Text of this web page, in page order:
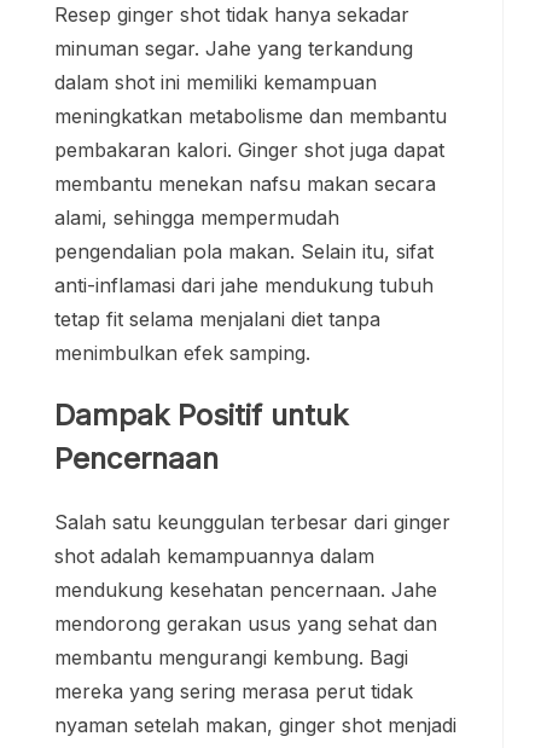
Resep ginger shot tidak hanya sekadar
minuman segar. Jahe yang terkandung
dalam shot ini memiliki kemampuan
meningkatkan metabolisme dan membantu
pembakaran kalori. Ginger shot juga dapat
membantu menekan nafsu makan secara
alami, sehingga mempermudah
pengendalian pola makan. Selain itu, sifat
anti-inflamasi dari jahe mendukung tubuh
tetap fit selama menjalani diet tanpa
menimbulkan efek samping.
Dampak Positif untuk
Pencernaan
Salah satu keunggulan terbesar dari ginger
shot adalah kemampuannya dalam
mendukung kesehatan pencernaan. Jahe
mendorong gerakan usus yang sehat dan
membantu mengurangi kembung. Bagi
mereka yang sering merasa perut tidak
nyaman setelah makan, ginger shot menjadi